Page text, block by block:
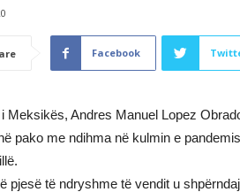
Facebook
Meksikës, Andres Manuel Lopez
pako me ndihma në kulmin e
pjesë të ndryshme të vendit u